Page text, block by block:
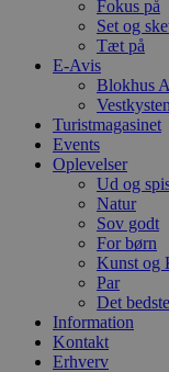
Fokus på
Set og
Tæt på
E-Avis
Blokhus
Turistmagasinet
Events
Oplevelser
Ud og
Natur
Sov godt
For børn
Kunst og
Par
Det
Information
Kontakt
Erhverv